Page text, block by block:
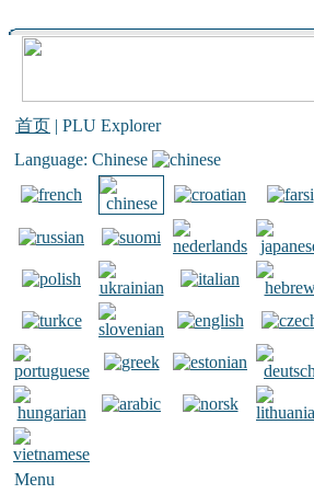
首页 | PLU Explorer
Language: Chinese
Menu